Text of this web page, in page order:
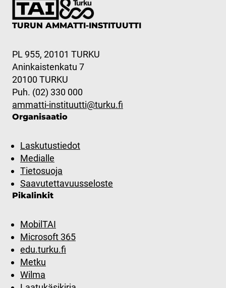
TURUN AMMATTI-INSTITUUTTI
PL 955, 20101 TURKU
Aninkaistenkatu 7
20100 TURKU
Puh. (02) 330 000
ammatti-instituutti@turku.fi
Organisaatio
Laskutustiedot
Medialle
Tietosuoja
Saavutettavuusseloste
Pikalinkit
MobilTAI
Microsoft 365
edu.turku.fi
Metku
Wilma